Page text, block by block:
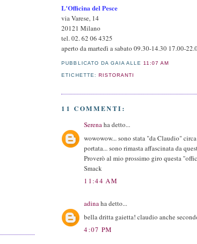
L'Officina del Pesce
via Varese, 14
20121 Milano
tel. 02. 62 06 4325
aperto da martedì a sabato 09.30-14.30 17.00-
PUBBLICATO DA GAIA ALLE 11:07 AM
ETICHETTE: RISTORANTI
11 COMMENTI:
Serenaha detto...
wowowow... sono stata "da Claudio"
portata... sono rimasta affascinata da
Proverò al mio prossimo giro questa
Smack
11:44 AM
adinaha detto...
bella dritta gaietta! claudio anche
4:07 PM